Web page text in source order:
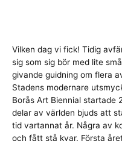
Vilken dag vi fick! Tidig
sig som sig bör med lite
givande guidning om flera
Stadens modernare
Borås Art Biennial startade
delar av världen bjuds att
tid vartannat år. Några av
och fått stå kvar. Första